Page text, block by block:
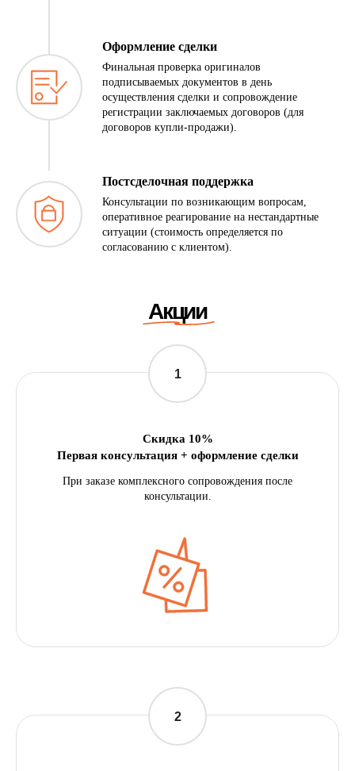
Оформление сделки
Финальная проверка оригиналов
подписываемых документов в день
осуществления сделки и сопровождение
регистрации заключаемых договоров (для
договоров купли-продажи).
Постсделочная поддержка
Консультации по возникающим вопросам,
оперативное реагирование на нестандартные
ситуации (стоимость определяется по
согласованию с клиентом).
Скидка 10%
Первая консультация + оформление сделки
При заказе комплексного сопровождения после
консультации.